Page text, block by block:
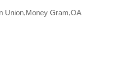
Union,Money Gram,OA